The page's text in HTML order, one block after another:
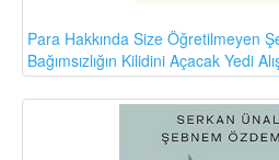
Para Hakkında Size Öğretilmeyen
Bağımsızlığın Kilidini Açacak Yedi